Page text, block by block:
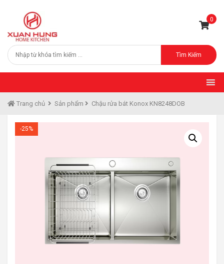
0
Tìm Kiếm
Trang chủ Sản phẩm Chậu rửa bát Konox KN8248DOB
-25%